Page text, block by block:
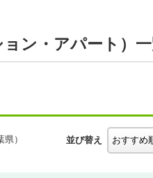
ン・アパート）
）
並び替え